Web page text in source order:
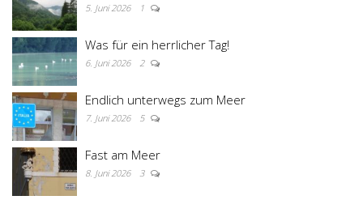
5. Juni 2026 1
Was für ein herrlicher Tag!
6. Juni 2026 2
Endlich unterwegs zum Meer
7. Juni 2026 5
Fast am Meer
8. Juni 2026 3